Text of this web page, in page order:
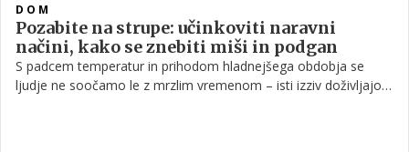
DOM
Pozabite na strupe: učinkoviti naravni
načini, kako se znebiti miši in podgan
S padcem temperatur in prihodom hladnejšega obdobja se
ljudje ne soočamo le z mrzlim vremenom – isti izziv doživljajo